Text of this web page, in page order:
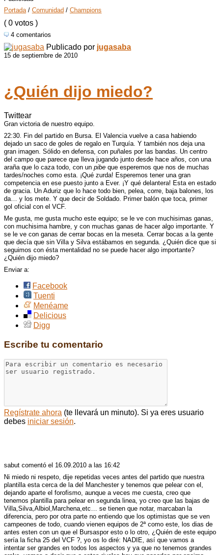
Portada/ Comunidad / Champions
( 0 votos )
4 comentarios
Publicado por jugasaba
15 de septiembre de 2010
¿Quién dijo miedo?
Twittear
Gran victoria de nuestro equipo.
22:30. Fin del partido en Bursa. El Valencia vuelve a casa habiendo
dejado un saco de goles de regalo en Turquía. Y también nos deja una
gran imagen. Sólido en defensa, con puñales por las bandas. Un centro
del campo que parece que lleva jugando junto desde hace años, con una
araña que lo caza todo, con un pibe que esperemos que nos de muchas
tardes/noches como esta. ¡Qué zurda! Esperemos tener una gran
competencia en ese puesto junto a Ever. ¡Y qué delantera! Esta en estado
de gracia. Un Aduriz que lo hace todo bien, pelea, corre, baja balones, los
da… y los mete. Y que decir de Soldado. Primer balón que toca, primer
gol oficial con el VCF.
Me gusta, me gusta mucho este equipo; se le ve con muchisimas ganas,
con muchisima hambre, y con muchas ganas de hacer algo importante. Y
se le ve con ganas de cerrar bocas en la meseta. Cerrar bocas a la gente
que decía que sin Villa y Silva estábamos en segunda. ¿Quién dice que si
seguimos con ésta mentalidad no se puede hacer algo importante?
¿Quién dijo miedo?
Enviar a:
Facebook
Tuenti
Menéame
Delicious
Digg
Escribe tu comentario
Regístrate ahora (te llevará un minuto). Si ya eres usuario
debes iniciar sesión.
sabut comentó el 16.09.2010 a las 16:42
Ni miedo ni respeto, dije repetidas veces antes del partido que nuestra
plantilla esta cerca de la del Manchester y tenemos que pelear con el,
dejando aparte el forofismo, aunque a veces me cuesta, creo que
tenemos plantilla para pelear en segunda linea, yo creo que las bajas de
Villa,Silva,Albiol,Marchena,etc… se tienen que notar, marcaban la
diferencia, pero por otra parte no entiendo que los optimistas que se ven
campeones de todo, cuando vienen equipos de 2ª como este, los dias de
antes esten con un que el Bursaspor esto o lo otro, ¿Quién de este equipo
sería la ficha 25 del VCF ?, yo os lo diré: NADIE , así que vamos a
intentar ser grandes en todos los aspectos y ya que no tenemos grandes